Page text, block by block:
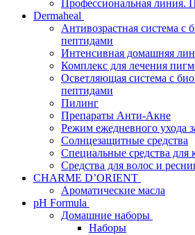
Профессиональная линия.
Dermaheal
Антивозрастная система с
пептидами
Интенсивная домашняя
Комплекс для лечения
Осветляющая система с
пептидами
Пилинг
Препараты Анти-Акне
Режим ежедневного ухода
Солнцезащитные средства
Специальные средства для
Средства для волос и
CHARME D’ORIENT
Ароматические масла
pH Formula
Домашние наборы
Наборы